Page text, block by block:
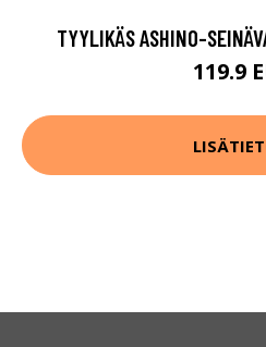
TYYLIKÄS ASHINO-
119.9